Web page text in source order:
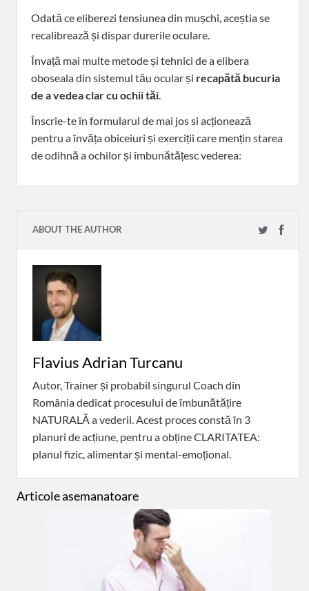
Odată ce eliberezi tensiunea din mușchi, aceștia se
recalibrează și dispar durerile oculare.
Învață mai multe metode și tehnici de a elibera
oboseala din sistemul tău ocular și recapătă bucuria
de a vedea clar cu ochii tăi.
Înscrie-te în formularul de mai jos si acționează
pentru a învăța obiceiuri și exerciții care mențin starea
de odihnă a ochilor și îmbunătățesc vederea:
ABOUT THE AUTHOR
Flavius Adrian Turcanu
Autor, Trainer și probabil singurul Coach din
România dedicat procesului de îmbunătățire
NATURALĂ a vederii. Acest proces constă în 3
planuri de acțiune, pentru a obține CLARITATEA:
planul fizic, alimentar și mental-emoțional.
Articole asemanatoare